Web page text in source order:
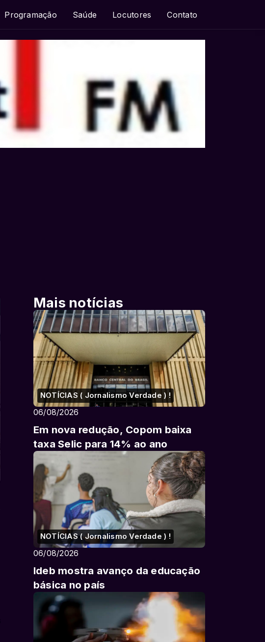
Programação Saúde Locutores Contato
Mais notícias
NOTÍCIAS ( Jornalismo Verdade ) !
06/08/2026
Em nova redução, Copom baixa
taxa Selic para 14% ao ano
NOTÍCIAS ( Jornalismo Verdade ) !
06/08/2026
Ideb mostra avanço da educação
básica no país